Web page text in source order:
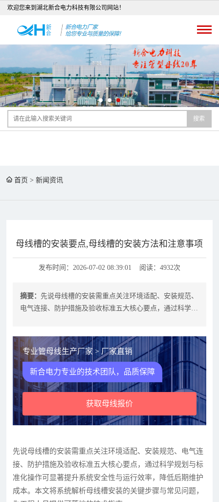
欢迎您来到湖北新合电力科技有限公司网站！
搜索
首页 >新闻资讯
母线槽的安装要点,母线槽的安装方法和注意事项
发布时间：2026-07-02 08:39:01 阅读：4932次
摘要：先说母线槽的安装需重点关注环境适配、安装规范、
电气连接、防护措施及验收标准五大核心要点，通过科学规
专业管母线生产厂家 > 厂家直销
新合电力专业的技术团队，品质保障
获取母线报价
先说母线槽的安装需重点关注环境适配、安装规范、电气连
接、防护措施及验收标准五大核心要点，通过科学规划与标
准化操作可显著提升系统安全性与运行效率，降低后期维护
成本。本文将系统解析母线槽安装的关键步骤与常见问题，